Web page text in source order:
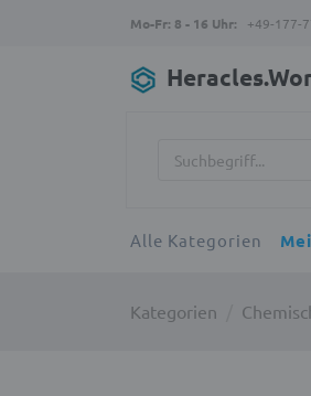
Mo-Fr: 8 - 16 Uhr: +49-177-
Alle Kategorien
Kategorien